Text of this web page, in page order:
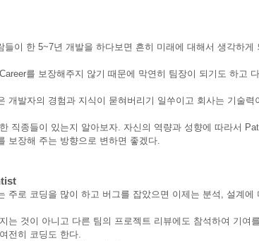
이 한 5~7년 개발을 하다보면 흔히 미래에 대해서 생각하
를 보장해주지 않기 때문에 막연히 팀장이 되기도 하고
개발자의 경험과 지식이 묻혀버리기 일쑤이고 회사는 기술력
직종들이 있는지 알아보자. 자신의 역량과 성향에 따라서
보장해 주는 방향으로 변하면 좋겠다.
주로 코딩을 많이 하고 버그를 잡았으면 이제는 분석, 설계
는 것이 아니고 다른 팀의 프로젝트 리뷰에도 참석하여 기여
전히 코딩도 한다.